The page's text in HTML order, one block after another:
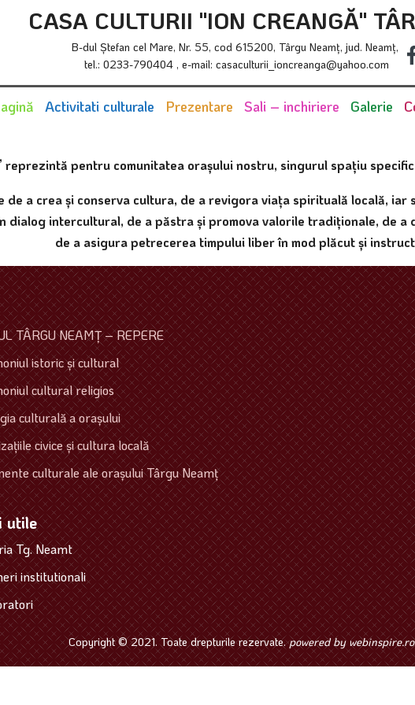
CASA CULTURII "ION CREANGĂ"
B-dul Ştefan cel Mare, Nr. 55, cod 615200, Târgu Neamţ, jud. Neamţ,
tel.: 0233-790404 , e-mail: casaculturii_ioncreanga@yahoo.com
Activitati culturale Prezentare Sali – inchiriere Galerie
reprezintă pentru comunitatea oraşului nostru, singurul spaţiu
a crea şi conserva cultura, de a revigora viaţa spirituală locală,
dialog intercultural, de a păstra şi promova valorile tradiţionale, de
de a asigura petrecerea timpului liber în mod plăcut şi
TÂRGU NEAMŢ – REPERE
istoric şi cultural
cultural religios
culturală a oraşului
civice şi cultura locală
culturale ale oraşului Târgu Neamţ
utile
Tg. Neamt
institutionali
Copyright © 2021. Toate drepturile rezervate.powered by webinspire.ro